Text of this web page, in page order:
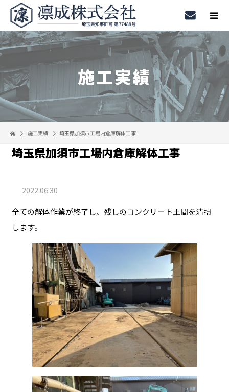
施工実績
施工実績 埼玉県加須市工場内倉庫解体工事
埼玉県加須市工場内倉庫解体工事
2022.06.30
全ての解体作業が終了し、残しのコンクリート土間を清掃
します。